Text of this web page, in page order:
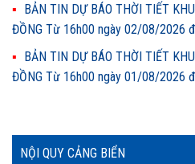
NỘI QUY CẢNG BIỂN
BẢN TIN DỰ BÁO THỜI TIẾT
ĐỒNG Từ 16h00 ngày 02/08/2026
BẢN TIN DỰ BÁO THỜI TIẾT
ĐỒNG Từ 16h00 ngày 01/08/2026